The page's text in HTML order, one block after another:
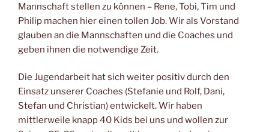
Mannschaft stellen zu können – Rene, Tobi, Tim und
Philip machen hier einen tollen Job. Wir als Vorstand
glauben an die Mannschaften und die Coaches und
geben ihnen die notwendige Zeit.
Die Jugendarbeit hat sich weiter positiv durch den
Einsatz unserer Coaches (Stefanie und Rolf, Dani,
Stefan und Christian) entwickelt. Wir haben
mittlerweile knapp 40 Kids bei uns und wollen zur